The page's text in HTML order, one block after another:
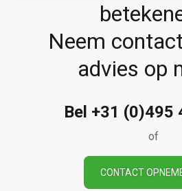
Neem
advies op
Bel +31 (0)495
of
CONTACT